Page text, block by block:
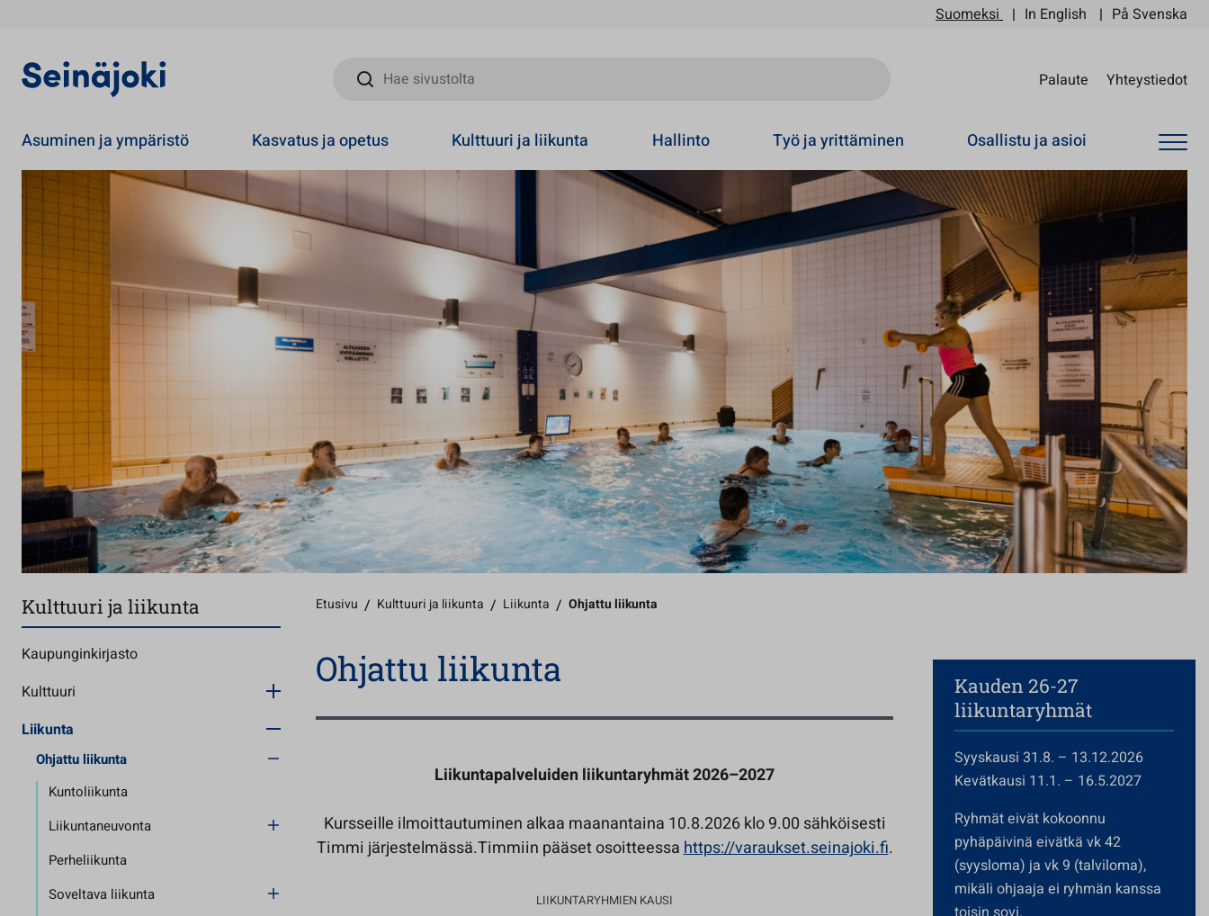
Suomeksi In English På Svenska
Hae sivustolta
Palaute Yhteystiedot
Asuminen ja ympäristö Kasvatus ja opetus Kulttuuri ja liikunta Hallinto Työ ja yrittäminen Osallistu ja asioi
Kulttuuri ja liikunta
Kaupunginkirjasto
Kulttuuri
Liikunta
Ohjattu liikunta
Kuntoliikunta
Liikuntaneuvonta
Perheliikunta
Soveltava liikunta
Etusivu / Kulttuuri ja liikunta / Liikunta / Ohjattu liikunta
Ohjattu liikunta
Liikuntapalveluiden liikuntaryhmät 2026–2027
Kursseille ilmoittautuminen alkaa maanantaina 10.8.2026 klo 9.00 sähköisesti
Timmi järjestelmässä.Timmiin pääset osoitteessahttps://varaukset.seinajoki.fi.
LIIKUNTARYHMIEN KAUSI
Kauden 26-27
liikuntaryhmät
Syyskausi 31.8. – 13.12.2026
Kevätkausi 11.1. – 16.5.2027
Ryhmät eivät kokoonnu
pyhäpäivinä eivätkä vk 42
(syysloma) ja vk 9 (talviloma),
mikäli ohjaaja ei ryhmän kanssa